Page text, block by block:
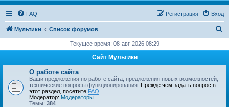
FAQ Вход
Регистрация
Мультики Список форумов
с
Текущее время: 08-авг-2026 08:29
Сайт Мультики
О работе сайта
Ваши предложения по работе сайта, предложения новых возможностей,
технические вопросы функционирования. Прежде чем задать вопрос в
этот раздел, посетите FAQ
Модератор: Модераторы
Темы: 384